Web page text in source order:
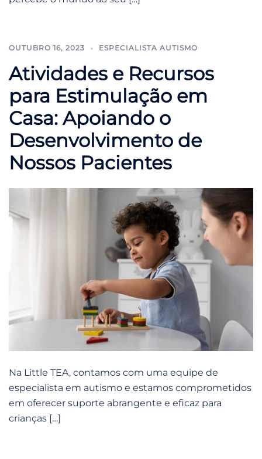
OUTUBRO 16, 2023 ESPECIALISTA AUTISMO
Atividades e Recursos
para Estimulação em
Casa: Apoiando o
Desenvolvimento de
Nossos Pacientes
Na Little TEA, contamos com uma equipe de
especialista em autismo e estamos comprometidos
em oferecer suporte abrangente e eficaz para
crianças […]